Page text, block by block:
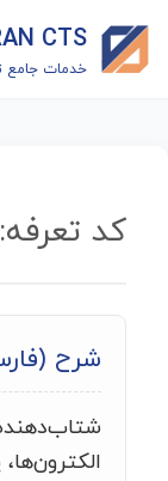
CTS
خدمات جامع
جستجوگر
ماشین
خدمات
کد تعرفه:
شرح